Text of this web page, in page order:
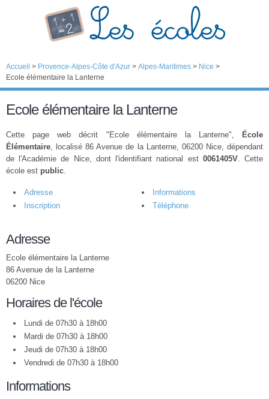
Accueil > Provence-Alpes-Côte d'Azur > Alpes-Maritimes > Nice >
Ecole élémentaire la Lanterne
Ecole élémentaire la Lanterne
Cette page web décrit "Ecole élémentaire la Lanterne",
École
Élémentaire, localisé 86 Avenue de la Lanterne, 06200 Nice, dépendant
de l'Académie de Nice, dont l'identifiant national est 0061405V. Cette
école est public.
Adresse
Informations
Inscription
Téléphone
Adresse
Ecole élémentaire la Lanterne
86 Avenue de la Lanterne
06200 Nice
Horaires de l'école
Lundi de 07h30 à 18h00
Mardi de 07h30 à 18h00
Jeudi de 07h30 à 18h00
Vendredi de 07h30 à 18h00
Informations